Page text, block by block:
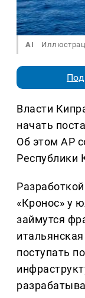
AI
Власти
начать
Об этом AP
Республики
«Кронос» у
займутся
поступать